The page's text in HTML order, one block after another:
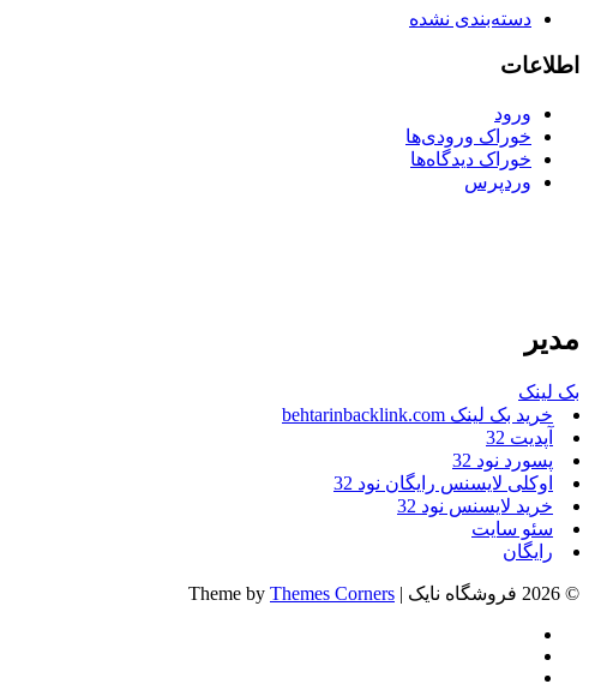
دسته‌بندی نشده
اطلاعات
ورود
خوراک ورودی‌ها
خوراک دیدگاه‌ها
وردپرس
مدیر
بک لینک
خرید بک لینک behtarinbacklink.com
آپدیت 32
پسورد نود 32
اوکلی لایسنس رایگان نود 32
خرید لایسنس نود 32
سئو سایت
رایگان
© 2026 فروشگاه نایک | Theme by Themes Corners